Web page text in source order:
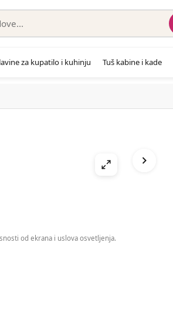
za kupatilo i kuhinju Tuš kabine i kade
od ekrana i uslova osvetljenja.